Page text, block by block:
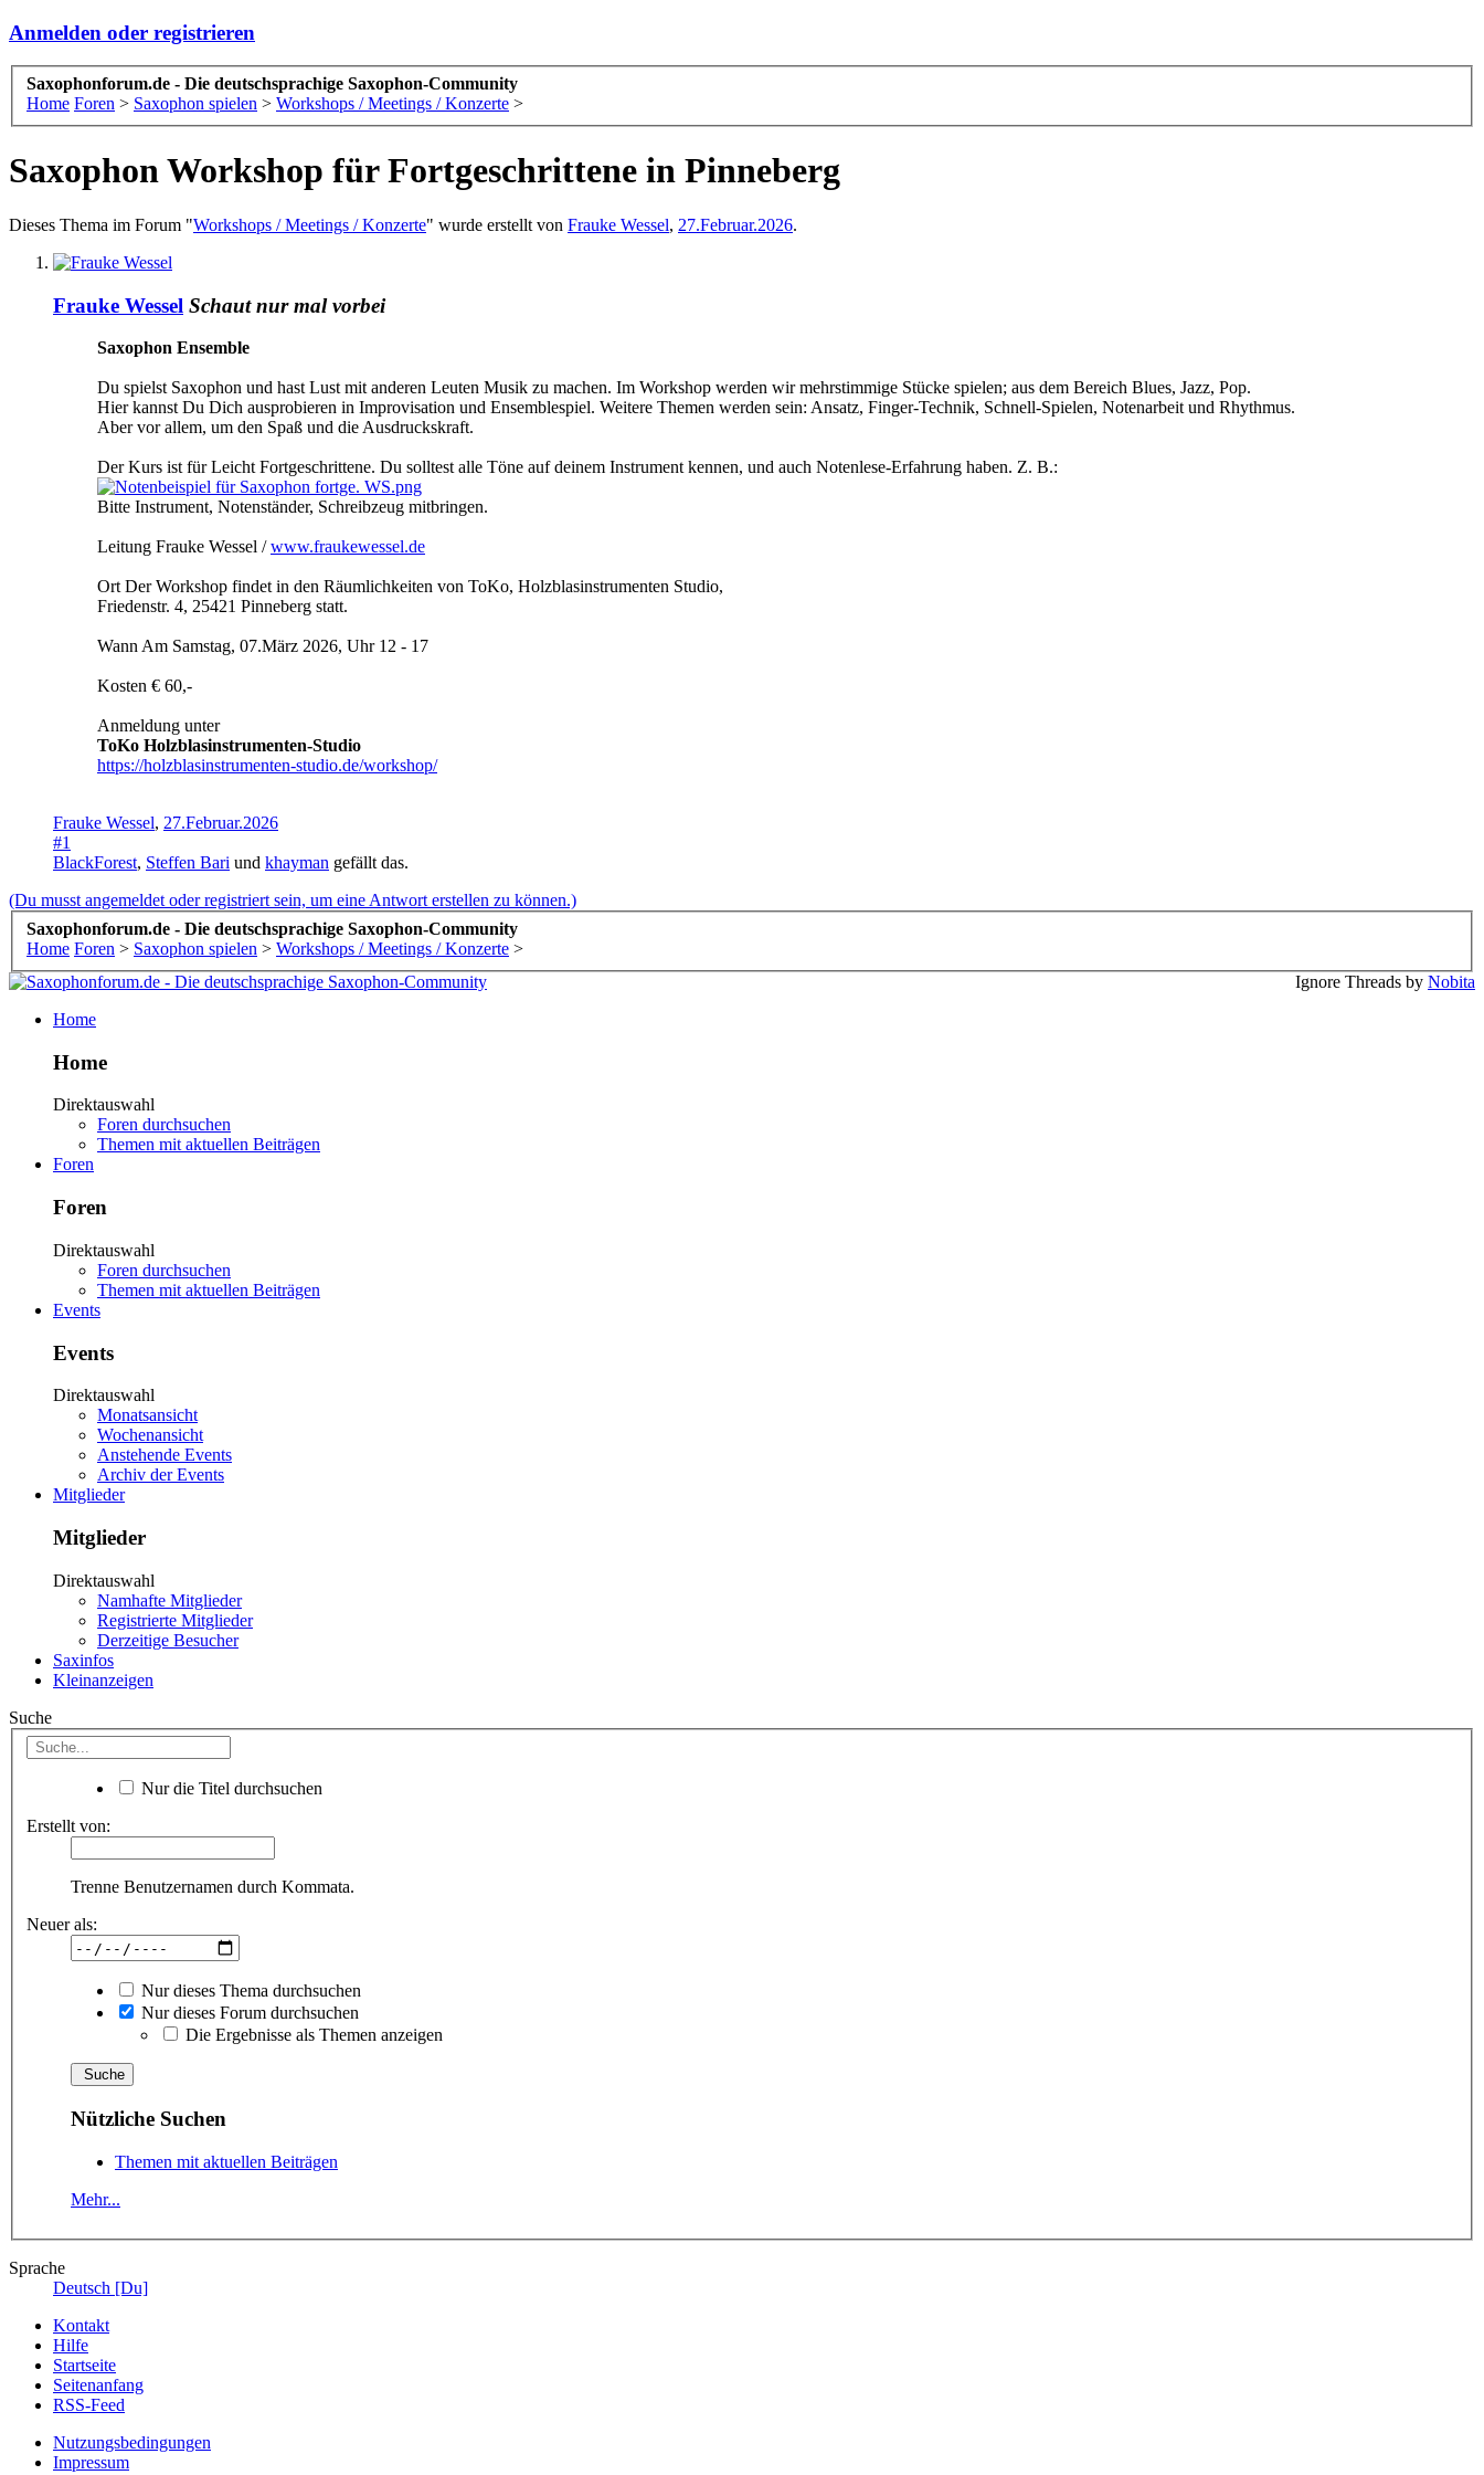
Anmelden oder registrieren
Saxophonforum.de - Die deutschsprachige Saxophon-Community
Home Foren > Saxophon spielen > Workshops / Meetings / Konzerte >
Saxophon Workshop für Fortgeschrittene in Pinneberg
Dieses Thema im Forum "Workshops / Meetings / Konzerte" wurde erstellt von Frauke Wessel, 27.Februar.2026.
Frauke Wessel Schaut nur mal vorbei
Saxophon Ensemble
Du spielst Saxophon und hast Lust mit anderen Leuten Musik zu machen. Im Workshop werden wir mehrstimmige Stücke spielen; aus dem Bereich Blues, Jazz, Pop.
Hier kannst Du Dich ausprobieren in Improvisation und Ensemblespiel. Weitere Themen werden sein: Ansatz, Finger-Technik, Schnell-Spielen, Notenarbeit und Rhythmus.
Aber vor allem, um den Spaß und die Ausdruckskraft.
Der Kurs ist für Leicht Fortgeschrittene. Du solltest alle Töne auf deinem Instrument kennen, und auch Notenlese-Erfahrung haben. Z. B.:
Bitte Instrument, Notenständer, Schreibzeug mitbringen.
Leitung Frauke Wessel /www.fraukewessel.de
Ort Der Workshop findet in den Räumlichkeiten von ToKo, Holzblasinstrumenten Studio,
Friedenstr. 4, 25421 Pinneberg statt.
Wann Am Samstag, 07.März 2026, Uhr 12 - 17
Kosten € 60,-
Anmeldung unter
ToKo Holzblasinstrumenten-Studio
https://holzblasinstrumenten-studio.de/workshop/
Frauke Wessel, 27.Februar.2026
#1
BlackForest, Steffen Bari und khayman gefällt das.
(Du musst angemeldet oder registriert sein, um eine Antwort erstellen zu können.)
Saxophonforum.de - Die deutschsprachige Saxophon-Community
Home Foren > Saxophon spielen > Workshops / Meetings / Konzerte >
Ignore Threads by Nobita
Home
Home
Direktauswahl
Foren durchsuchen
Themen mit aktuellen Beiträgen
Foren
Foren
Direktauswahl
Foren durchsuchen
Themen mit aktuellen Beiträgen
Events
Events
Direktauswahl
Monatsansicht
Wochenansicht
Anstehende Events
Archiv der Events
Mitglieder
Mitglieder
Direktauswahl
Namhafte Mitglieder
Registrierte Mitglieder
Derzeitige Besucher
Saxinfos
Kleinanzeigen
Suche
Nur die Titel durchsuchen
Erstellt von:
Trenne Benutzernamen durch Kommata.
Neuer als:
Nur dieses Thema durchsuchen
Nur dieses Forum durchsuchen
Die Ergebnisse als Themen anzeigen
Nützliche Suchen
Themen mit aktuellen Beiträgen
Mehr...
Sprache
Deutsch [Du]
Kontakt
Hilfe
Startseite
Seitenanfang
RSS-Feed
Nutzungsbedingungen
Impressum